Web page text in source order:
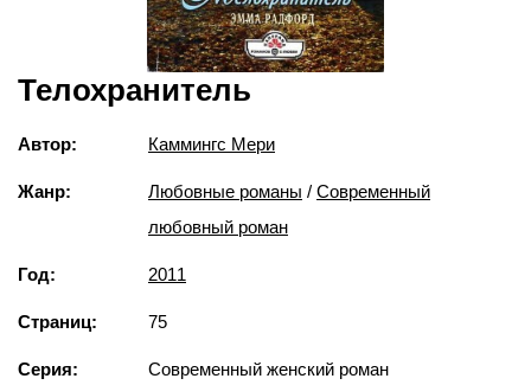
Телохранитель
Автор: Каммингс Мери
Жанр: Любовные романы / Современный
любовный роман
Год: 2011
Страниц: 75
Серия: Современный женский роман